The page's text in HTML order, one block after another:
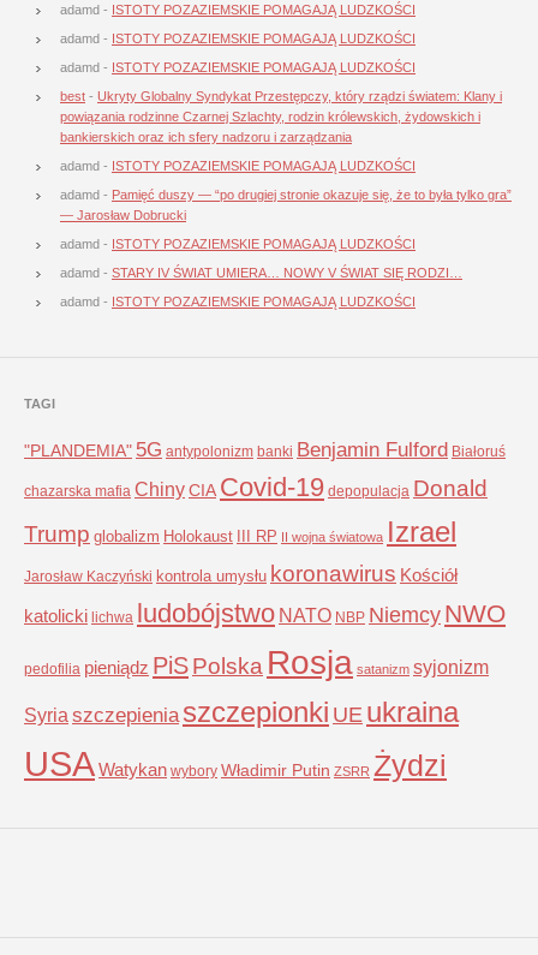
adamd - ISTOTY POZAZIEMSKIE POMAGAJĄ LUDZKOŚCI
adamd - ISTOTY POZAZIEMSKIE POMAGAJĄ LUDZKOŚCI
adamd - ISTOTY POZAZIEMSKIE POMAGAJĄ LUDZKOŚCI
best - Ukryty Globalny Syndykat Przestępczy, który rządzi światem: Klany i
powiązania rodzinne Czarnej Szlachty, rodzin królewskich, żydowskich i
bankierskich oraz ich sfery nadzoru i zarządzania
adamd - ISTOTY POZAZIEMSKIE POMAGAJĄ LUDZKOŚCI
adamd - Pamięć duszy — “po drugiej stronie okazuje się, że to była tylko gra”
— Jarosław Dobrucki
adamd - ISTOTY POZAZIEMSKIE POMAGAJĄ LUDZKOŚCI
adamd - STARY IV ŚWIAT UMIERA… NOWY V ŚWIAT SIĘ RODZI…
adamd - ISTOTY POZAZIEMSKIE POMAGAJĄ LUDZKOŚCI
TAGI
"PLANDEMIA" 5G antypolonizm banki Benjamin Fulford Białoruś
chazarska mafia ChinyCIA Covid-19 depopulacja Donald
Trump globalizm Holokaust III RP II wojna światowa Izrael
Jarosław Kaczyński kontrola umysłu koronawirus Kościół
katolicki lichwa ludobójstwo NATO NBP NiemcyNWO
pedofilia pieniądz PiSPolska Rosja satanizm syjonizm
Syria szczepienia szczepionki UE ukraina
USAWatykan wybory Władimir Putin ZSRR Żydzi